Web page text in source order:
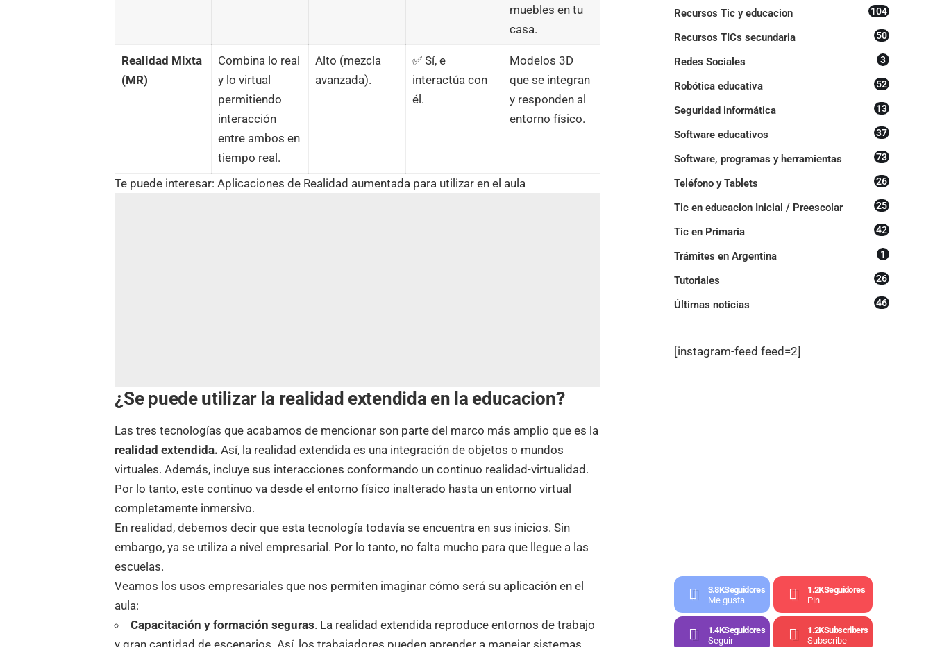
muebles en tu
casa.
Realidad Mixta
(MR)
Combina lo real
y lo virtual
permitiendo
interacción
entre ambos en
tiempo real.
Alto (mezcla
avanzada).
✅ Sí, e
interactúa con
él.
Modelos 3D
que se integran
y responden al
entorno físico.
Te puede interesar:Aplicaciones de Realidad aumentada para utilizar en el aula
¿Se puede utilizar la realidad extendida en la educacion?
Las tres tecnologías que acabamos de mencionar son parte del marco más amplio que es la
realidad extendida. Así, la realidad extendida es una integración de objetos o mundos
virtuales. Además, incluye sus interacciones conformando un continuo realidad-virtualidad.
Por lo tanto, este continuo va desde el entorno físico inalterado hasta un entorno virtual
completamente inmersivo.
En realidad, debemos decir que esta tecnología todavía se encuentra en sus inicios. Sin
embargo, ya se utiliza a nivel empresarial. Por lo tanto, no falta mucho para que llegue a las
escuelas.
Veamos los usos empresariales que nos permiten imaginar cómo será su aplicación en el
aula:
Capacitación y formación seguras. La realidad extendida reproduce entornos de trabajo
y gran cantidad de escenarios. Así, los trabajadores pueden aprender a manejar sistemas,
Recursos Tic y educacion 104
Recursos TICs secundaria 50
Redes Sociales 3
Robótica educativa 52
Seguridad informática 13
Software educativos 37
Software, programas y herramientas 73
Teléfono y Tablets 26
Tic en educacion Inicial / Preescolar 25
Tic en Primaria 42
Trámites en Argentina 1
Tutoriales 26
Últimas noticias 46
[instagram-feed feed=2]
3.8KSeguidores
Me gusta
1.2KSeguidores
Pin
1.4KSeguidores
Seguir
1.2KSubscribers
Subscribe